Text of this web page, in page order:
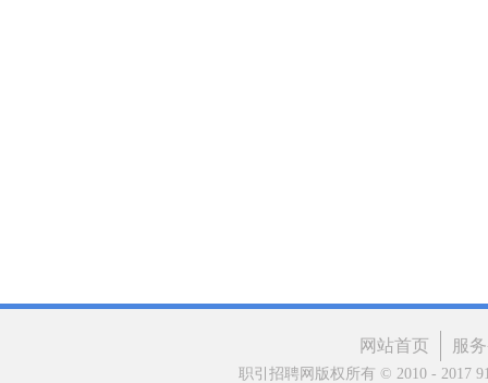
网站首页 服
职引招聘网版权所有 © 2010 - 2017